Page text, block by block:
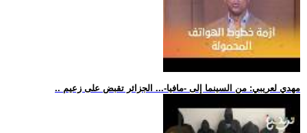
.. مهدي لعريبي: من السينما إلى -مافيا-... الجزائر تقبض على زعيم